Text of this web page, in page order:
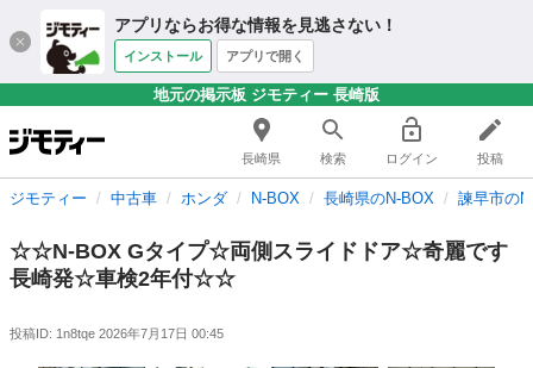
アプリならお得な情報を見逃さない！
インストール アプリで開く
地元の掲示板 ジモティー 長崎版
長崎県 検索 ログイン 投稿
ジモティー 中古車 ホンダ N-BOX 長崎県のN-BOX 諫早市の
☆☆N-BOX Gタイプ☆両側スライドドア☆奇麗です
長崎発☆車検2年付☆☆
投稿ID: 1n8tqe 2026年7月17日 00:45